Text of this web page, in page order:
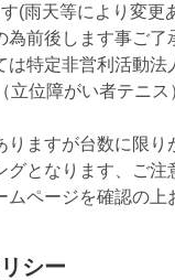
(雨天等により変更
前後します事ご了
は特定非営利活動法
立位障がい者テニ
りますが台数に限り
となります、ご注
ムページを確認の上
シー